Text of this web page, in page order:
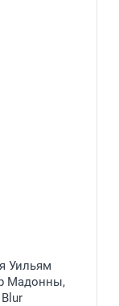
Уильям
Мадонны,